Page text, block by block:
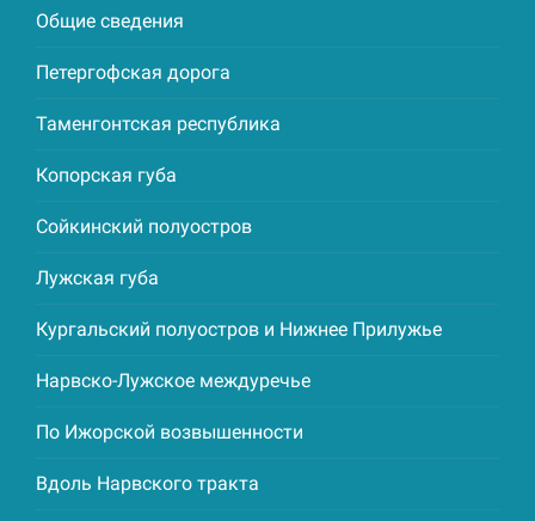
Общие сведения
Петергофская дорога
Таменгонтская республика
Копорская губа
Сойкинский полуостров
Лужская губа
Кургальский полуостров и Нижнее Прилужье
Нарвско-Лужское междуречье
По Ижорской возвышенности
Вдоль Нарвского тракта